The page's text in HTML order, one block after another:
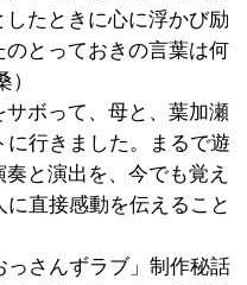
たときに心に浮かび励
とっておきの言葉は何
ボって、母と、葉加瀬
行きました。まるで遊
と演出を、今でも覚え
直接感動を伝えること
さんずラブ」制作秘話